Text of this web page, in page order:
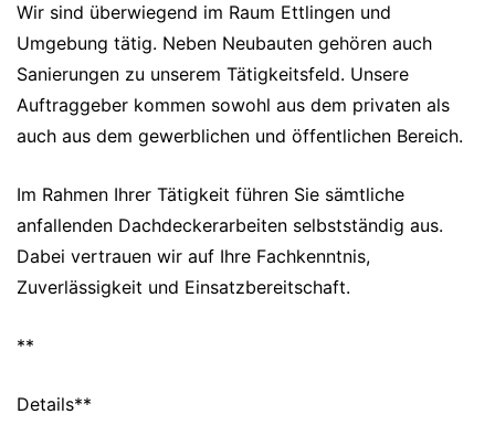
Wir sind überwiegend im Raum Ettlingen und
Umgebung tätig. Neben Neubauten gehören auch
Sanierungen zu unserem Tätigkeitsfeld. Unsere
Auftraggeber kommen sowohl aus dem privaten als
auch aus dem gewerblichen und öffentlichen Bereich.
Im Rahmen Ihrer Tätigkeit führen Sie sämtliche
anfallenden Dachdeckerarbeiten selbstständig aus.
Dabei vertrauen wir auf Ihre Fachkenntnis,
Zuverlässigkeit und Einsatzbereitschaft.
**
Details**